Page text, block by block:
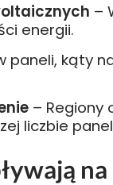
–
energii.
paneli, kąty
– Regiony
liczbie